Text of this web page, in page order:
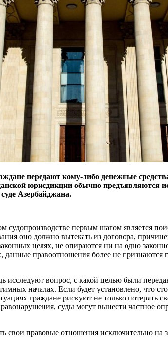
передают кому-либо денежные
юрисдикции обычно предъявляются
Азербайджана.
судопроизводстве первым шагом является
оно должно вытекать из договора,
целях, не опираются ни на одно
правоотношения более не
исследуют вопрос, с какой целью были
началах. Если будет установлено, что
граждане рискуют не только
суды могут вынести частное
свои правовые отношения исключительно